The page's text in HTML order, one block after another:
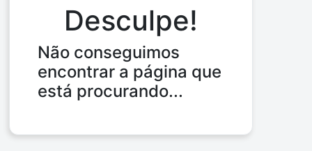
Desculpe!
Não conseguimos
encontrar a página que
está procurando...